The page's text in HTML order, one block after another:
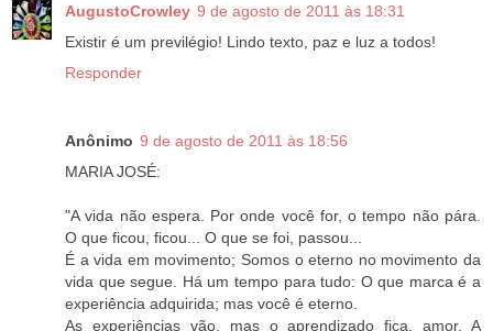
AugustoCrowley 9 de agosto de 2011 às 18:31
Existir é um previlégio! Lindo texto, paz e luz a todos!
Responder
Anônimo 9 de agosto de 2011 às 18:56
MARIA JOSÉ:
"A vida não espera. Por onde você for, o tempo não pára.
O que ficou, ficou... O que se foi, passou...
É a vida em movimento; Somos o eterno no movimento da
vida que segue. Há um tempo para tudo: O que marca é a
experiência adquirida; mas você é eterno.
As experiências vão, mas o aprendizado fica, amor. A